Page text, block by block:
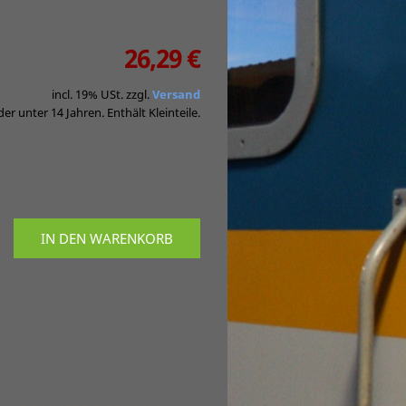
26,29 €
incl. 19% USt. zzgl.Versand
unter 14 Jahren. Enthält Kleinteile.
IN DEN WARENKORB